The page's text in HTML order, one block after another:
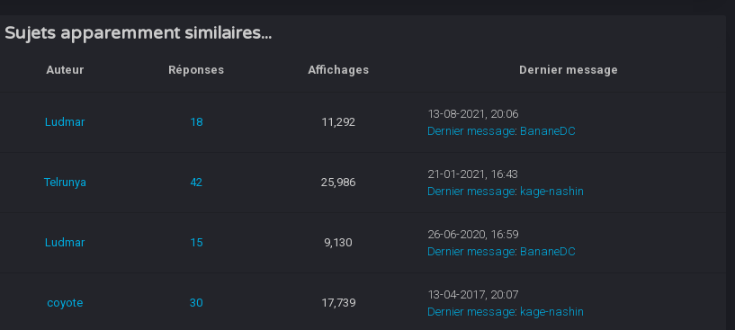
Sujets apparemment similaires...
Auteur Réponses Affichages Dernier message
Ludmar 18 11,292
13-08-2021, 20:06
Dernier message: BananeDC
Telrunya 42 25,986
21-01-2021, 16:43
Dernier message: kage-nashin
Ludmar 15 9,130
26-06-2020, 16:59
Dernier message: BananeDC
coyote 30 17,739
13-04-2017, 20:07
Dernier message: kage-nashin